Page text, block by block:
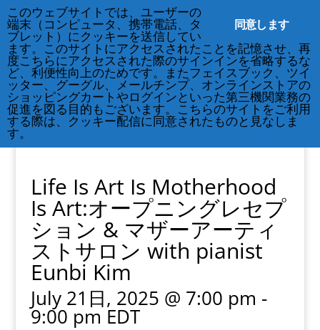
212-677-8621 info@crsny.org
« All Events
This event has passed.
Life Is Art Is Motherhood
Is Art:オープニングレセプ
ション & マザーアーティ
ストサロン with pianist
Eunbi Kim
July 21日, 2025 @ 7:00 pm -
9:00 pm EDT
同意します
このウェブサイトでは、ユーザーの
端末（コンピュータ、携帯電話、タ
ブレット）にクッキーを送信してい
ます。このサイトにアクセスされたことを記憶させ、再
度こちらにアクセスされた際のサインインを省略するな
ど、利便性向上のためです。またフェイスブック、ツイ
ッター、グーグル、メールチンプ、オンラインストアの
ショッピングカートやログインといった第三機関業務の
促進を図る目的もございます。こちらのサイトをご利用
する際は、クッキー配信に同意されたものと見なしま
す。